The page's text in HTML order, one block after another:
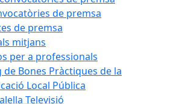
de premsa
de premsa
mitjans
per a professionals
de Bones Pràctiques de la
Local Pública
Televisió